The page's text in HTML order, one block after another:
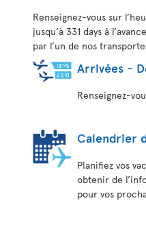
Renseignez-vous sur
jusqu’à 331 days à
par l’un de nos
Arrivées -
Renseignez-
Calendrier
Planifiez vos
obtenir de
pour vos